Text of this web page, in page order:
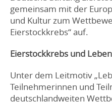
gemeinsam mit der
und Kultur zum
Eierstockkrebs“ auf.
Eierstockkrebs und
Unter dem Leitmotiv
Teilnehmerinnen und
deutschlandweiten